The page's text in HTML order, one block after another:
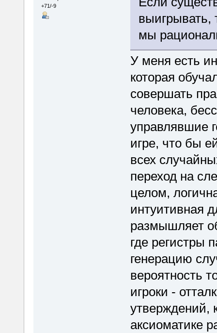
+71/-9
выигрывать,
мы
У меня есть
которая
совершать
человека,
управлявшие
игре, что бы
всех
переход на
целом,
интуитивная
размышляет
где регистры
генерацию
вероятность
игроки -
утверждений,
аксиоматике